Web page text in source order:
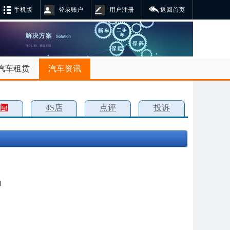
手机版 登录账户 用户注册 返回首页
车租赁 汽车资讯
4S店 点评 投诉